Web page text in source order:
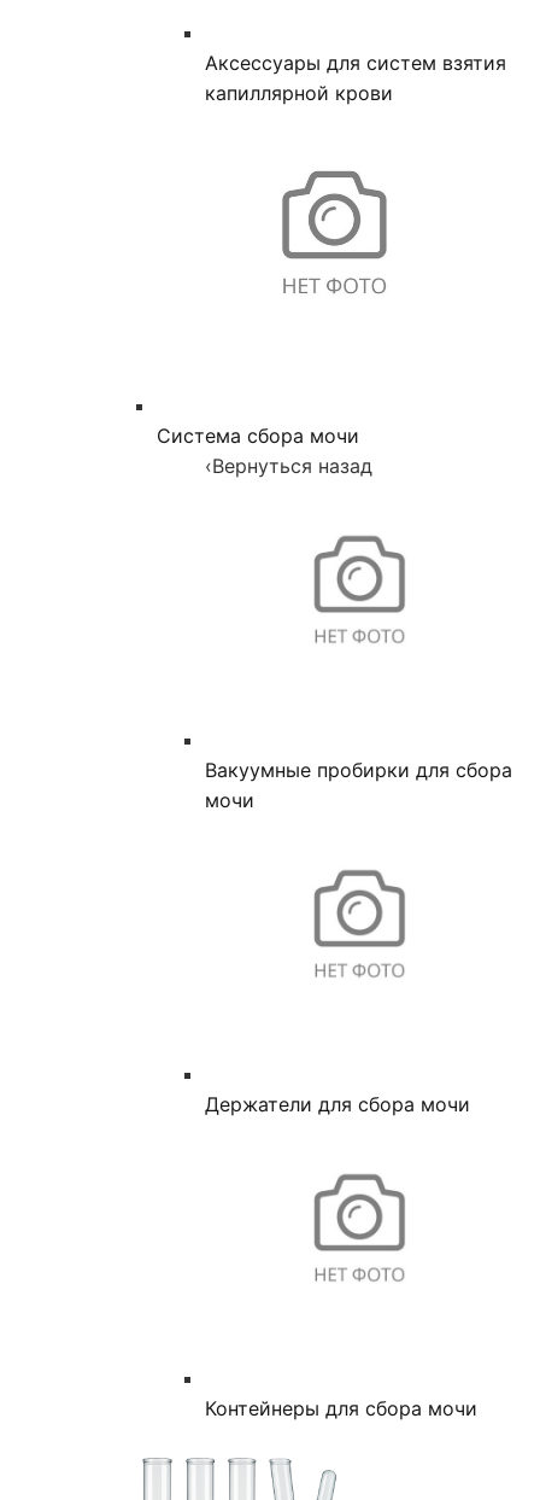
Аксессуары для систем взятия
капиллярной крови
Система сбора мочи
‹Вернуться назад
Вакуумные пробирки для сбора
мочи
Держатели для сбора мочи
Контейнеры для сбора мочи